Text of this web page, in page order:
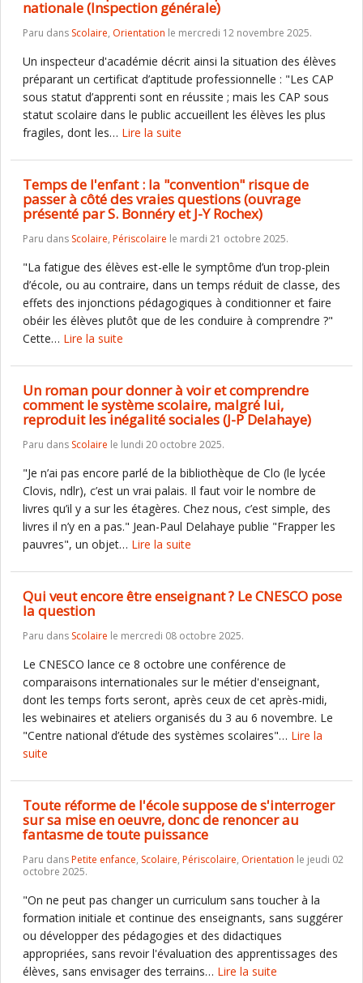
nationale (Inspection générale)
Paru dans Scolaire, Orientation le mercredi 12 novembre 2025.
Un inspecteur d'académie décrit ainsi la situation des élèves
préparant un certificat d’aptitude professionnelle : "Les CAP
sous statut d’apprenti sont en réussite ; mais les CAP sous
statut scolaire dans le public accueillent les élèves les plus
fragiles, dont les… Lire la suite
Temps de l'enfant : la "convention" risque de
passer à côté des vraies questions (ouvrage
présenté par S. Bonnéry et J-Y Rochex)
Paru dans Scolaire, Périscolaire le mardi 21 octobre 2025.
"La fatigue des élèves est-elle le symptôme d’un trop-plein
d’école, ou au contraire, dans un temps réduit de classe, des
effets des injonctions pédagogiques à conditionner et faire
obéir les élèves plutôt que de les conduire à comprendre ?"
Cette… Lire la suite
Un roman pour donner à voir et comprendre
comment le système scolaire, malgré lui,
reproduit les inégalité sociales (J-P Delahaye)
Paru dans Scolaire le lundi 20 octobre 2025.
"Je n’ai pas encore parlé de la bibliothèque de Clo (le lycée
Clovis, ndlr), c’est un vrai palais. Il faut voir le nombre de
livres qu’il y a sur les étagères. Chez nous, c’est simple, des
livres il n’y en a pas." Jean-Paul Delahaye publie "Frapper les
pauvres", un objet… Lire la suite
Qui veut encore être enseignant ? Le CNESCO pose
la question
Paru dans Scolaire le mercredi 08 octobre 2025.
Le CNESCO lance ce 8 octobre une conférence de
comparaisons internationales sur le métier d'enseignant,
dont les temps forts seront, après ceux de cet après-midi,
les webinaires et ateliers organisés du 3 au 6 novembre. Le
"Centre national d’étude des systèmes scolaires"… Lire la
suite
Toute réforme de l'école suppose de s'interroger
sur sa mise en oeuvre, donc de renoncer au
fantasme de toute puissance
Paru dansPetite enfance, Scolaire, Périscolaire, Orientation le jeudi 02
octobre 2025.
"On ne peut pas changer un curriculum sans toucher à la
formation initiale et continue des enseignants, sans suggérer
ou développer des pédagogies et des didactiques
appropriées, sans revoir l'évaluation des apprentissages des
élèves, sans envisager des terrains… Lire la suite